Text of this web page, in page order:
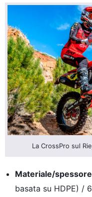
La CrossPro sul
Materiale/
basata su HDPE) /